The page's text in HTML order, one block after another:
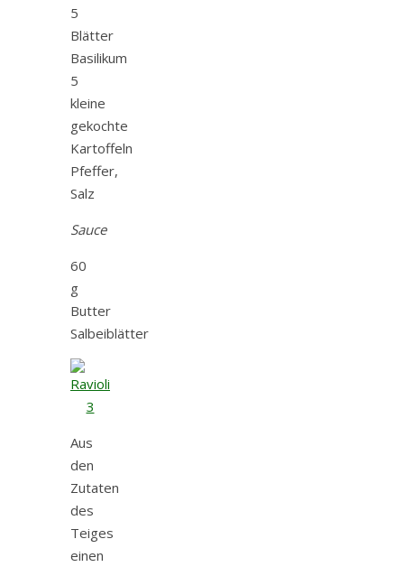
5
Blätter
Basilikum
5
kleine
gekochte
Kartoffeln
Pfeffer,
Salz
Sauce
60
g
Butter
Salbeiblätter
Aus
den
Zutaten
des
Teiges
einen